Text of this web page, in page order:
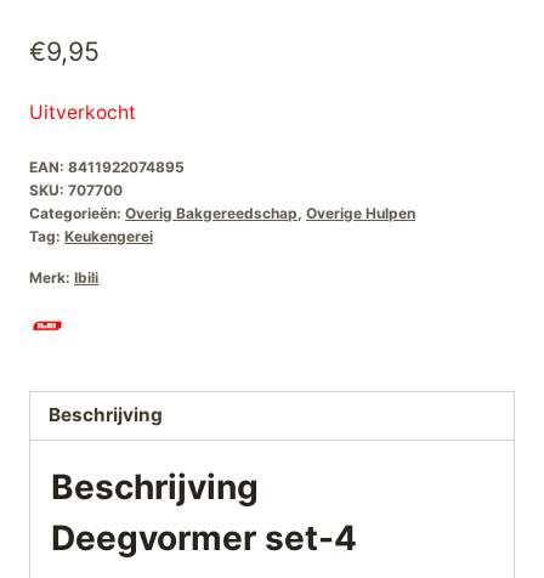
€9,95
Uitverkocht
EAN: 8411922074895
SKU: 707700
Categorieën: Overig Bakgereedschap, Overige Hulpen
Tag: Keukengerei
Merk: Ibili
Beschrijving
Beschrijving
Deegvormer set-4